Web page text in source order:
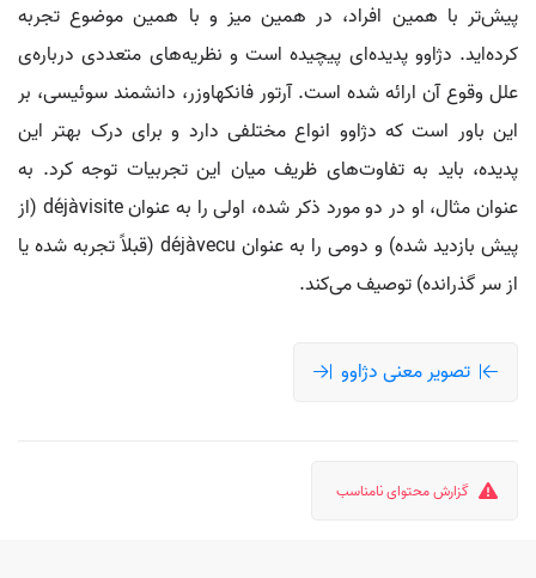
پیش‌تر با همین افراد، در همین میز و با همین موضوع تجربه
کرده‌اید. دژاوو پدیده‌ای پیچیده است و نظریه‌های متعددی درباره‌ی
علل وقوع آن ارائه شده است. آرتور فانکهاوزر، دانشمند سوئیسی، بر
این باور است که دژاوو انواع مختلفی دارد و برای درک بهتر این
پدیده، باید به تفاوت‌های ظریف میان این تجربیات توجه کرد. به
عنوان مثال، او در دو مورد ذکر شده، اولی را به عنوان déjàvisite (از
پیش بازدید شده) و دومی را به عنوان déjàvecu (قبلاً تجربه شده یا
از سر گذرانده) توصیف می‌کند.
تصویر معنی دژاوو
گزارش محتوای نامناسب